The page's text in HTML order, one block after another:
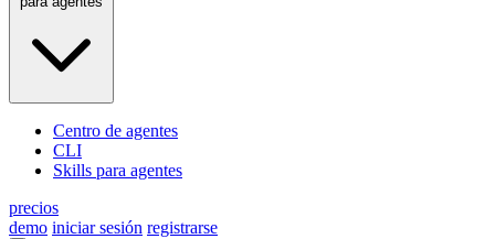
Centro de agentes
CLI
Skills para agentes
precios
demo iniciar sesión registrarse